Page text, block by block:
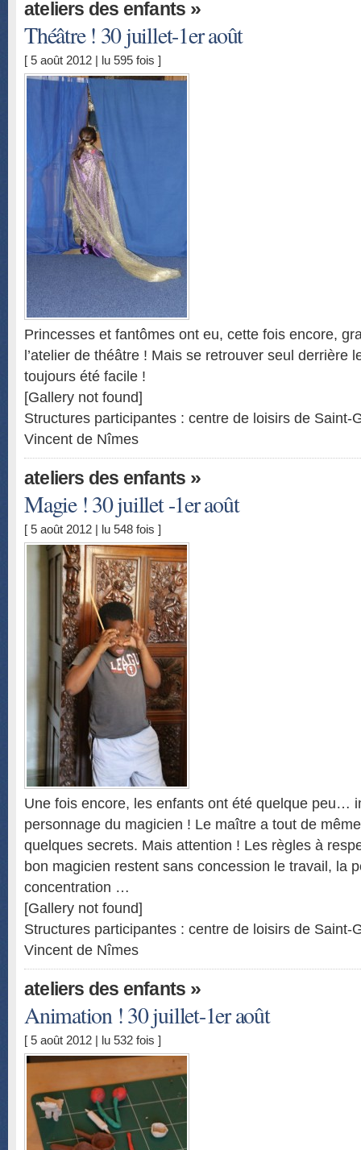
ateliers des enfants »
Théâtre ! 30 juillet-1er août
[ 5 août 2012 | lu 595 fois ]
Princesses et fantômes ont eu, cette fois encore,
l’atelier de théâtre ! Mais se retrouver seul derrière
toujours été facile !
[Gallery not found]
Structures participantes : centre de loisirs de Saint-
Vincent de Nîmes
ateliers des enfants »
Magie ! 30 juillet -1er août
[ 5 août 2012 | lu 548 fois ]
Une fois encore, les enfants ont été quelque peu…
personnage du magicien ! Le maître a tout de
quelques secrets. Mais attention ! Les règles à
bon magicien restent sans concession le travail, la
concentration …
[Gallery not found]
Structures participantes : centre de loisirs de Saint-
Vincent de Nîmes
ateliers des enfants »
Animation ! 30 juillet-1er août
[ 5 août 2012 | lu 532 fois ]